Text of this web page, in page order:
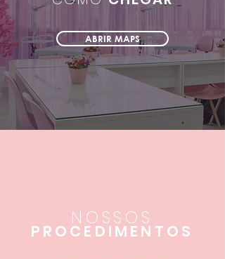
ABRIR MAPS
NOSSOS
PROCEDIMENTOS